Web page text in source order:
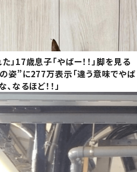
」17歳息子「やばー！！」脚を見る
姿”に277万表示「違う意味でやば
、なるほど！！」